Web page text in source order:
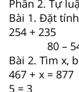
Phần 2. Tự
Bài 1. Đặt
254 +
80 –
Bài 2. Tìm x,
467 + x
5 = 3 x x